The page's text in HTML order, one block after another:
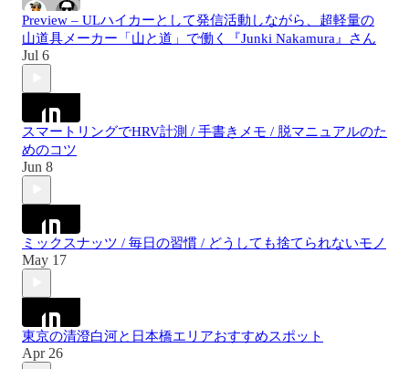
Preview – ULハイカーとして発信活動しながら、超軽量の
山道具メーカー「山と道」で働く『Junki Nakamura』さん
Jul 6
スマートリングでHRV計測 / 手書きメモ / 脱マニュアルのた
めのコツ
Jun 8
ミックスナッツ / 毎日の習慣 / どうしても捨てられないモノ
May 17
東京の清澄白河と日本橋エリアおすすめスポット
Apr 26